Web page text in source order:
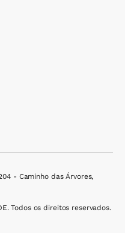
- Caminho das Árvores,
Todos os direitos reservados.